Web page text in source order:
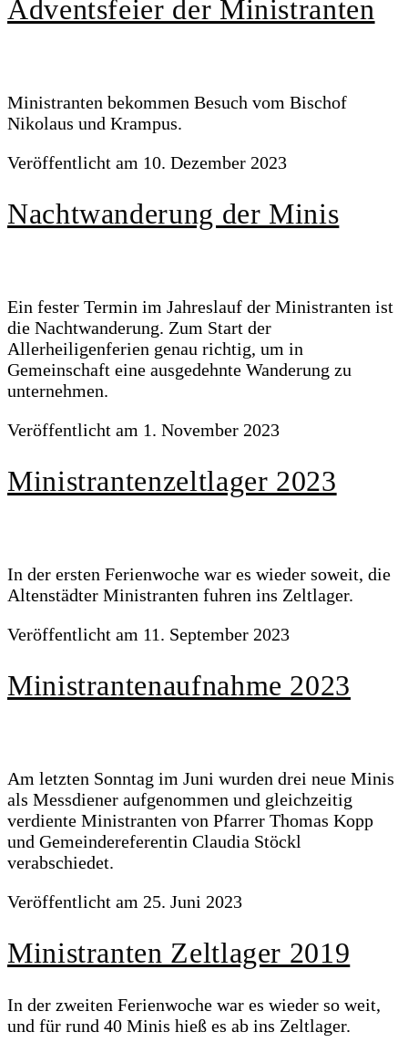
Adventsfeier der Ministranten
Ministranten bekommen Besuch vom Bischof
Nikolaus und Krampus.
Veröffentlicht am 10. Dezember 2023
Nachtwanderung der Minis
Ein fester Termin im Jahreslauf der Ministranten ist
die Nachtwanderung. Zum Start der
Allerheiligenferien genau richtig, um in
Gemeinschaft eine ausgedehnte Wanderung zu
unternehmen.
Veröffentlicht am 1. November 2023
Ministrantenzeltlager 2023
In der ersten Ferienwoche war es wieder soweit, die
Altenstädter Ministranten fuhren ins Zeltlager.
Veröffentlicht am 11. September 2023
Ministrantenaufnahme 2023
Am letzten Sonntag im Juni wurden drei neue Minis
als Messdiener aufgenommen und gleichzeitig
verdiente Ministranten von Pfarrer Thomas Kopp
und Gemeindereferentin Claudia Stöckl
verabschiedet.
Veröffentlicht am 25. Juni 2023
Ministranten Zeltlager 2019
In der zweiten Ferienwoche war es wieder so weit,
und für rund 40 Minis hieß es ab ins Zeltlager.